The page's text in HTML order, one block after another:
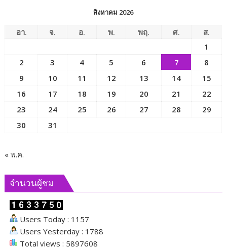
และ
ของ
มนุษย์
ขับ
เคลื่อน
สิงหาคม 2026
อา. จ. อ. พ. พฤ. ศ.
ส.
1
2
3 4 5 6 7
8
9
10 11 12 13 14
15
16
17 18 19 20 21
22
23
24 25 26 27 28
29
30
31
« พ.ค.
จำนวนผู้ชม
Users Today : 1157
Users Yesterday : 1788
Total views : 5897608